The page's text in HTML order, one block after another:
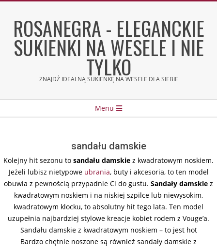
contentROSANEGRA - ELEGANCKIE
SUKIENKI NA WESELE I NIE
TYLKO
ZNAJDŹ IDEALNĄ SUKIENKĘ NA WESELE DLA SIEBIE
Menu
sandału damskie
Kolejny hit sezonu to sandału damskie z kwadratowym noskiem.
Jeżeli lubisz nietypowe ubrania, buty i akcesoria, to ten model
obuwia z pewnością przypadnie Ci do gustu. Sandały damskie z
kwadratowym noskiem i na niskiej szpilce lub niewysokim,
kwadratowym klocku, to absolutny hit tego lata. Ten model
uzupełnia najbardziej stylowe kreacje kobiet rodem z Vouge’a.
Sandału damskie z kwadratowym noskiem – to jest hot
Bardzo chętnie noszone są również sandały damskie z